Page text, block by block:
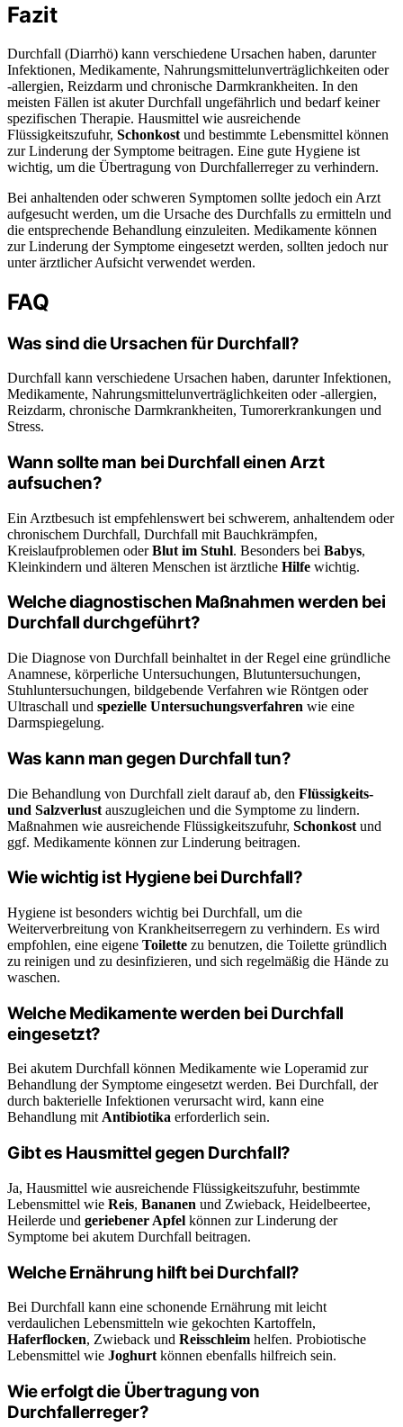
Fazit
Durchfall (Diarrhö) kann verschiedene Ursachen haben, darunter
Infektionen, Medikamente, Nahrungsmittelunverträglichkeiten oder
-allergien, Reizdarm und chronische Darmkrankheiten. In den
meisten Fällen ist akuter Durchfall ungefährlich und bedarf keiner
spezifischen Therapie. Hausmittel wie ausreichende
Flüssigkeitszufuhr, Schonkost und bestimmte Lebensmittel können
zur Linderung der Symptome beitragen. Eine gute Hygiene ist
wichtig, um die Übertragung von Durchfallerreger zu verhindern.
Bei anhaltenden oder schweren Symptomen sollte jedoch ein Arzt
aufgesucht werden, um die Ursache des Durchfalls zu ermitteln und
die entsprechende Behandlung einzuleiten. Medikamente können
zur Linderung der Symptome eingesetzt werden, sollten jedoch nur
unter ärztlicher Aufsicht verwendet werden.
FAQ
Was sind die Ursachen für Durchfall?
Durchfall kann verschiedene Ursachen haben, darunter Infektionen,
Medikamente, Nahrungsmittelunverträglichkeiten oder -allergien,
Reizdarm, chronische Darmkrankheiten, Tumorerkrankungen und
Stress.
Wann sollte man bei Durchfall einen Arzt
aufsuchen?
Ein Arztbesuch ist empfehlenswert bei schwerem, anhaltendem oder
chronischem Durchfall, Durchfall mit Bauchkrämpfen,
Kreislaufproblemen oderBlut im Stuhl. Besonders bei Babys,
Kleinkindern und älteren Menschen ist ärztliche Hilfe wichtig.
Welche diagnostischen Maßnahmen werden bei
Durchfall durchgeführt?
Die Diagnose von Durchfall beinhaltet in der Regel eine gründliche
Anamnese, körperliche Untersuchungen, Blutuntersuchungen,
Stuhluntersuchungen, bildgebende Verfahren wie Röntgen oder
Ultraschall und spezielle Untersuchungsverfahren wie eine
Darmspiegelung.
Was kann man gegen Durchfall tun?
Die Behandlung von Durchfall zielt darauf ab, den Flüssigkeits-
und Salzverlust auszugleichen und die Symptome zu lindern.
Maßnahmen wie ausreichende Flüssigkeitszufuhr, Schonkost und
ggf. Medikamente können zur Linderung beitragen.
Wie wichtig ist Hygiene bei Durchfall?
Hygiene ist besonders wichtig bei Durchfall, um die
Weiterverbreitung von Krankheitserregern zu verhindern. Es wird
empfohlen, eine eigene Toilette zu benutzen, die Toilette gründlich
zu reinigen und zu desinfizieren, und sich regelmäßig die Hände zu
waschen.
Welche Medikamente werden bei Durchfall
eingesetzt?
Bei akutem Durchfall können Medikamente wie Loperamid zur
Behandlung der Symptome eingesetzt werden. Bei Durchfall, der
durch bakterielle Infektionen verursacht wird, kann eine
Behandlung mitAntibiotika erforderlich sein.
Gibt es Hausmittel gegen Durchfall?
Ja, Hausmittel wie ausreichende Flüssigkeitszufuhr, bestimmte
Lebensmittel wie Reis, Bananen und Zwieback, Heidelbeertee,
Heilerde und geriebener Apfel können zur Linderung der
Symptome bei akutem Durchfall beitragen.
Welche Ernährung hilft bei Durchfall?
Bei Durchfall kann eine schonende Ernährung mit leicht
verdaulichen Lebensmitteln wie gekochten Kartoffeln,
Haferflocken, Zwieback und Reisschleim helfen. Probiotische
Lebensmittel wie Joghurt können ebenfalls hilfreich sein.
Wie erfolgt die Übertragung von
Durchfallerreger?